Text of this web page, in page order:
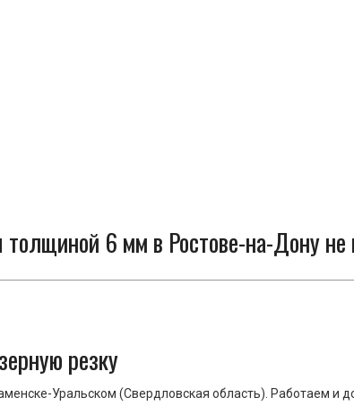
6 мм в Ростове-на-Дону не
резку
Уральском (Свердловская область). Работаем и